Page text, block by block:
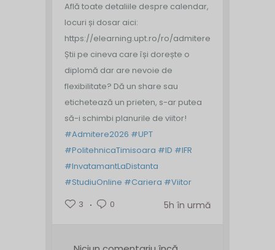
Află toate detaliile despre calendar,
locuri și dosar aici:
https://elearning.upt.ro/ro/admitere/
Știi pe cineva care își dorește o
diplomă dar are nevoie de
flexibilitate? Dă un share sau
etichetează un prieten, s-ar putea
să-i schimbi planurile de viitor!
#Admitere2026 #UPT
#PolitehnicaTimisoara #ID #IFR
#InvatamantLaDistanta
#StudiuOnline #Cariera #Viitor
3
0 5h în urmă